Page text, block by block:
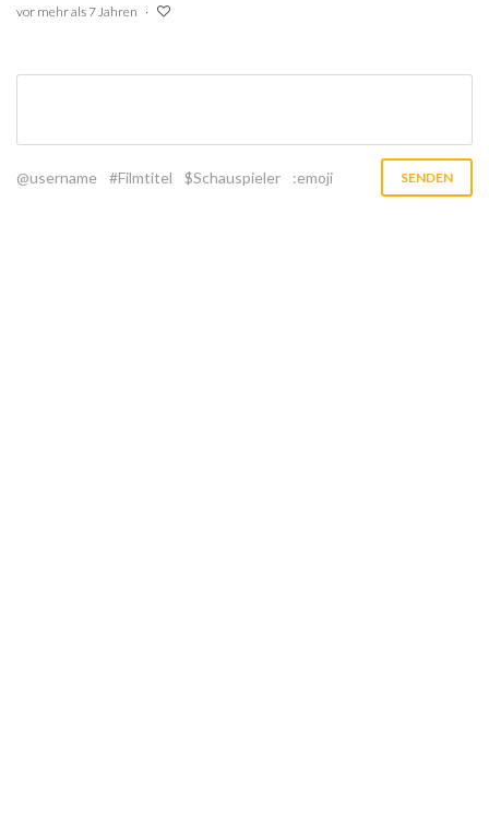
vor mehr als 7 Jahren
@username #Filmtitel $Schauspieler :emoji